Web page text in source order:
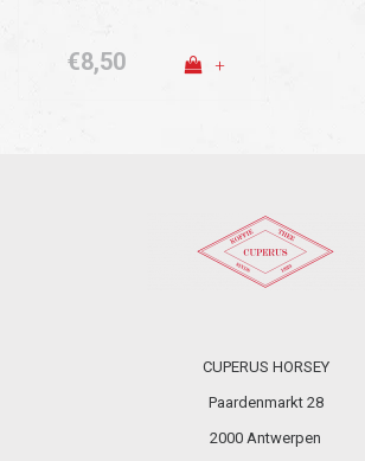
€8,50 +
CUPERUS HORSEY
Paardenmarkt 28
2000 Antwerpen